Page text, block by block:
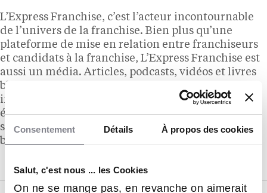
Consentement Détails À propos des cookies
Salut, c'est nous ... les Cookies
On ne se mange pas, en revanche on aimerait
Les retours des premiers clients sont très positifs : ils
saluent la qualité du service, la réactivité de l’équipe
locale, ainsi que la clarté et la transparence des
transactions, souvent perçues comme plus
avantageuses qu’en reprise constructeur. Cette
ouverture s’inscrit pleinement dans la stratégie de
développement de Twiice Auto, qui vise à renforcer sa
présence régionale tout en restant profondément ancré
partenariat illustre parfaitement son modèle :
accompagner des entrepreneurs solides et engagés
intégrées au tissu local.
L’Express Franchise, c’est l’acteur incontournable
de l’univers de la franchise. Bien plus qu’une
plateforme de mise en relation entre franchiseurs
et candidats à la franchise, L’Express Franchise est
aussi un média. Articles, podcasts, vidéos et livres
blancs, chaque jour, nous proposons des contenus
inspirants. Notre ambition : répondre de manière
éclairée à toutes les questions que peuvent un jour
se poser de futurs franchisés. La franchise n’aura
bientôt plus de secret pour vous !